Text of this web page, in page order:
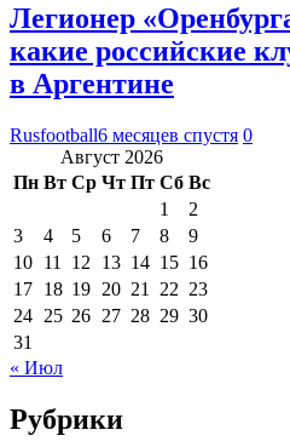
Легионер
какие российские
в Аргентине
Rusfootball6 месяцев спустя 0
Август 2026
Пн Вт Ср Чт Пт Сб Вс
1
2
3
4 5 6 7 8
9
10 11 12 13 14 15 16
17 18 19 20 21 22 23
24 25 26 27 28 29 30
31
« Июл
Рубрики